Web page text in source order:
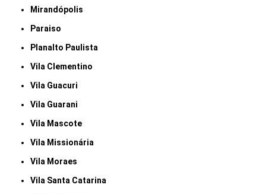
Mirandópolis
Paraiso
Planalto Paulista
Vila Clementino
Vila Guacuri
Vila Guarani
Vila Mascote
Vila Missionária
Vila Moraes
Vila Santa Catarina